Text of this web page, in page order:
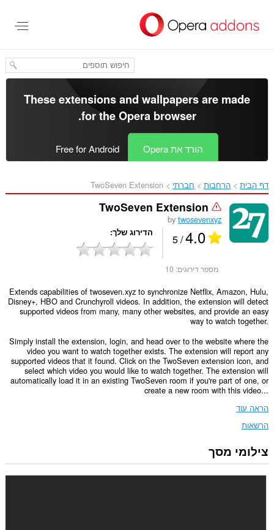
העיקרי
These extensions and wallpapers are made
for theOpera browser
.
הורד את Opera Free for Android
דף הבית הרחבות חברתי TwoSeven Extension‎
TwoSeven Extension
bytwosevenxyz
4.0
/ 5 הדירוג שלך
מספר דירוגים: 10
Extends capabilities of twoseven.xyz to synchronize Netflix, Amazon, Hulu,
Disney+, HBO and Crunchyroll videos. In addition, the extension will detect
supported videos from many, many other websites, and provide an easy
way to watch together.
Simply install the extension, login, and head over to the website where the
video you want to watch together exists. The extension will report any
supported videos that it found. Click on the TwoSeven extension icon, and
select which video you would like to watch together. The extension will
automatically load it in an existing TwoSeven room if you're part of one, or
create a new room with this video...
הראה עוד
הרשאות
הרחבה
זו
צילומי מסך